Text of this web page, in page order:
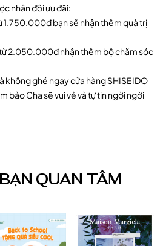
nhân đôi ưu đãi:
1.750.000đ bạn sẽ nhận thêm quà trị
2.050.000đ nhận thêm bộ chăm sóc
không ghé ngay cửa hàng SHISEIDO
bảo Cha sẽ vui vẻ và tự tin ngời ngời
QUAN TÂM